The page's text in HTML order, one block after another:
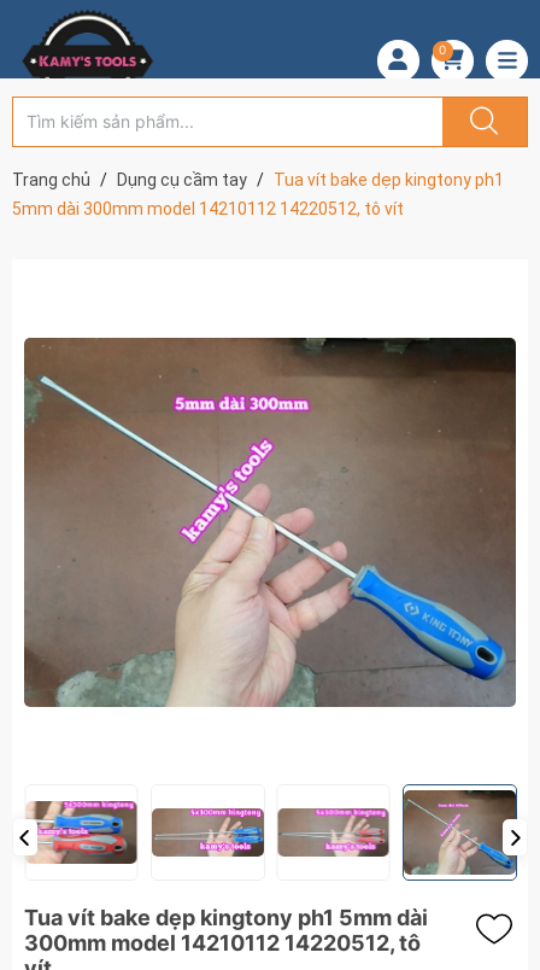
0
Trang chủ Dụng cụ cầm tay
Tua vít bake dẹp kingtony ph1
5mm dài 300mm model 14210112 14220512, tô vít
Tua vít bake dẹp kingtony ph1 5mm dài
300mm model 14210112 14220512, tô